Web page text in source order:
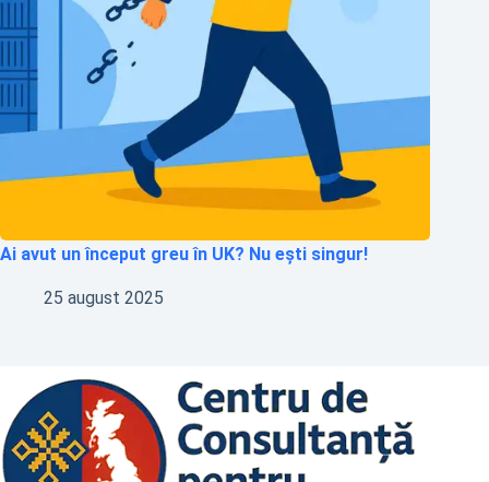
Ai avut un început greu în UK? Nu ești singur!
25 august 2025